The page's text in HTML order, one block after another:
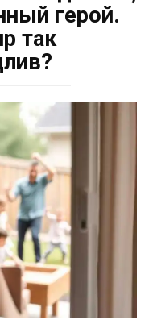
герой.
так